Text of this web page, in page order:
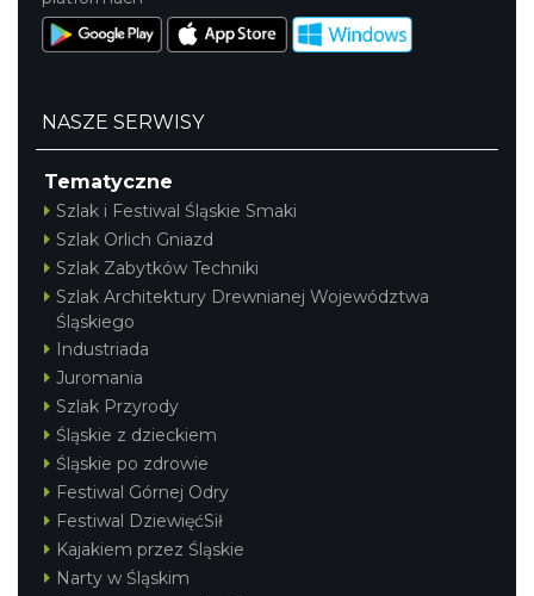
NASZE SERWISY
Tematyczne
Szlak i Festiwal Śląskie Smaki
Szlak Orlich Gniazd
Szlak Zabytków Techniki
Szlak Architektury Drewnianej Województwa
Śląskiego
Industriada
Juromania
Szlak Przyrody
Śląskie z dzieckiem
Śląskie po zdrowie
Festiwal Górnej Odry
Festiwal DziewięćSił
Kajakiem przez Śląskie
Narty w Śląskim